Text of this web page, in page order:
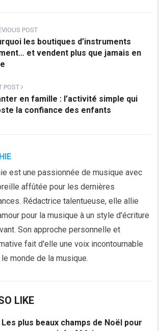
POST
les boutiques d’instruments
et vendent plus que jamais en
POST
en famille : l’activité simple qui
la confiance des enfants
est une passionnée de musique avec
affûtée pour les dernières
Rédactrice talentueuse, elle allie
pour la musique à un style d'écriture
Son approche personnelle et
fait d'elle une voix incontournable
monde de la musique.
LIKE
Les plus beaux champs de Noël pour